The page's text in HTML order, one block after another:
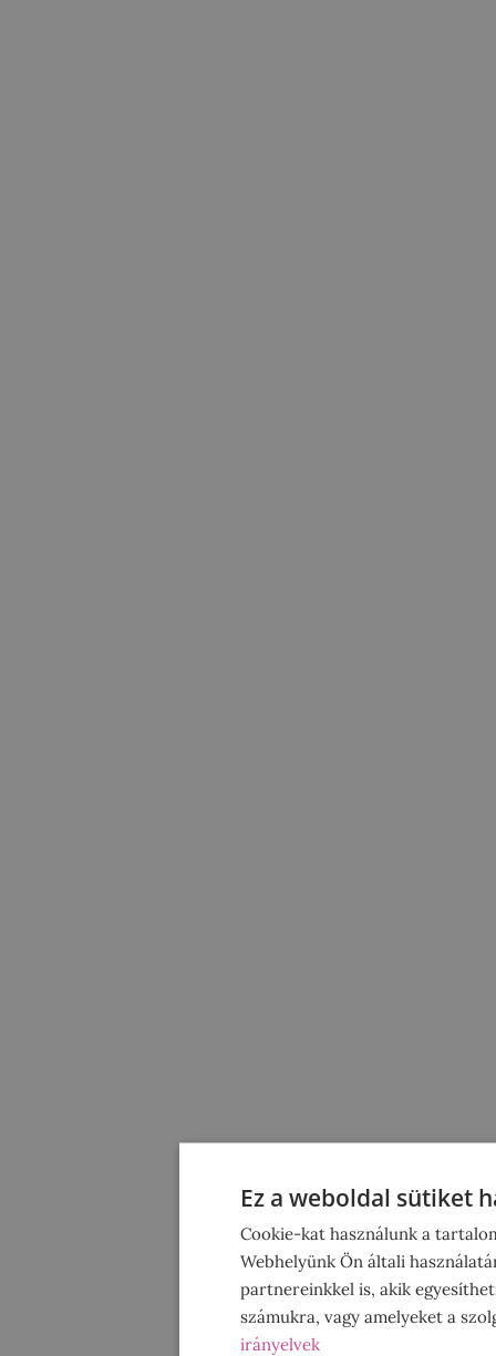
Ez a weboldal sütiket
Cookie-kat használunk a
Webhelyünk Ön általi
partnereinkkel is, akik
számukra, vagy amelyeket a
irányelvek